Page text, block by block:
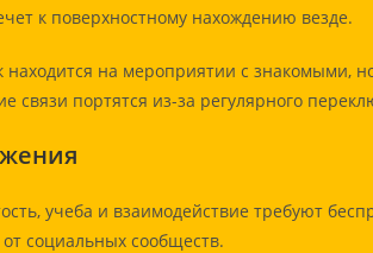
к поверхностному нахождению везде.
на мероприятии с знакомыми,
портятся из-за регулярного
учеба и взаимодействие требуют
социальных сообществ.